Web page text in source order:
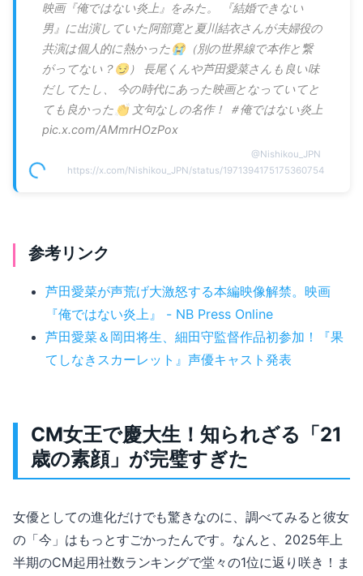
映画『俺ではない炎上』をみた。 『結婚できない
男』に出演していた阿部寛と夏川結衣さんが夫婦役の
共演は個人的に熱かった😭（別の世界線で本作と繋
がってない？😏） 長尾くんや芦田愛菜さんも良い味
だしてたし、 今の時代にあった映画となっていてと
ても良かった👏 文句なしの名作！ ＃俺ではない炎上
pic.x.com/AMmrHOzPox
@Nishikou_JPN
https://x.com/Nishikou_JPN/status/1971394175175360754
参考リンク
芦田愛菜が声荒げ大激怒する本編映像解禁。映画
『俺ではない炎上』 - NB Press Online
芦田愛菜＆岡田将生、細田守監督作品初参加！『果
てしなきスカーレット』声優キャスト発表
CM女王で慶大生！知られざる「21
歳の素顔」が完璧すぎた
女優としての進化だけでも驚きなのに、調べてみると彼女
の「今」はもっとすごかったんです。なんと、2025年上
半期のCM起用社数ランキングで堂々の1位に返り咲き！ま